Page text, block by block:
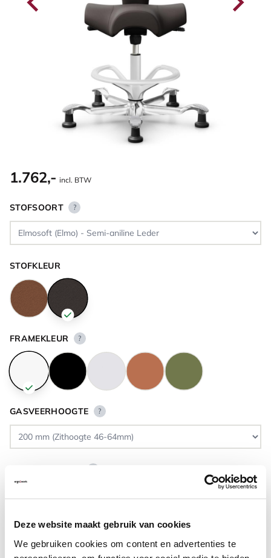
Deze website maakt gebruik van cookies
We gebruiken cookies om content en advertenties te
1.762,- incl. BTW
STOFSOORT ?
STOFKLEUR
FRAMEKLEUR ?
GASVEERHOOGTE ?
VOETENRING ?